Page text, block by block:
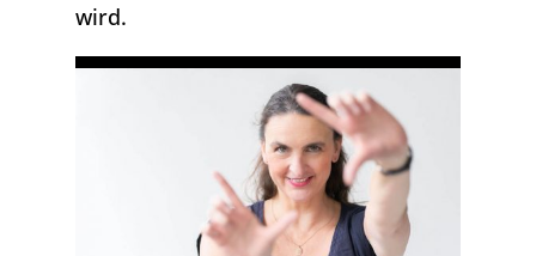
wird.